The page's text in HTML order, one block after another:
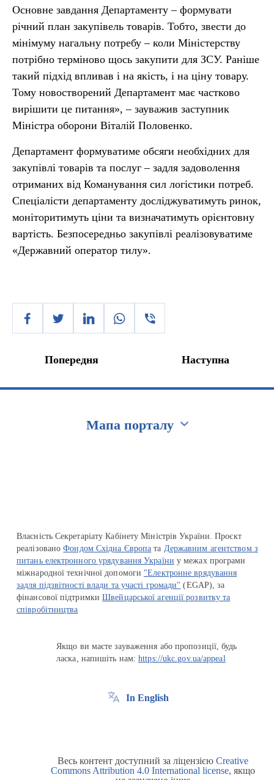
Основне завдання Департаменту – формувати
річний план закупівель товарів. Тобто, звести до
мінімуму нагальну потребу – коли Міністерству
потрібно терміново щось закупити для ЗСУ. Раніше
такий підхід впливав і на якість, і на ціну товару.
Тому новостворений Департамент має частково
вирішити це питання», – зауважив заступник
Міністра оборони Віталій Половенко.
Департамент формуватиме обсяги необхідних для
закупівлі товарів та послуг – задля задоволення
отриманих від Команування сил логістики потреб.
Спеціалісти департаменту досліджуватимуть ринок,
моніторитимуть ціни та визначатимуть орієнтовну
вартість. Безпосередньо закупівлі реалізовуватиме
«Державний оператор тилу».
Попередня Наступна
Мапа порталу
Власність Секретаріату Кабінету Міністрів України. Проєкт
реалізованоФондом Східна Європа та Державним агентством з
питань електронного урядування України у межах програми
міжнародної технічної допомоги "Електронне врядування
задля підзвітності влади та участі громади" (EGAP), за
фінансової підтримкиШвейцарської агенції розвитку та
співробітництва
Якщо ви маєте зауваження або пропозиції, будь
ласка, напишіть нам:https://ukc.gov.ua/appeal
In English
Весь контент доступний за ліцензією Creative
Commons Attribution 4.0 International license, якщо